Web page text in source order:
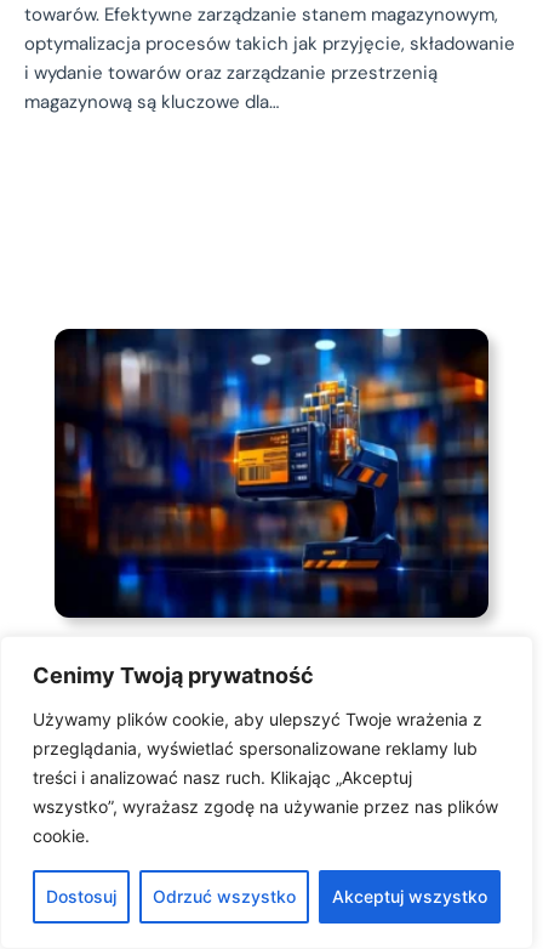
Cenimy Twoją prywatność
Używamy plików cookie, aby ulepszyć Twoje wrażenia z
przeglądania, wyświetlać spersonalizowane reklamy lub
treści i analizować nasz ruch. Klikając „Akceptuj
wszystko”, wyrażasz zgodę na używanie przez nas plików
cookie.
Dostosuj Odrzuć wszystko Akceptuj wszystko
towarów. Efektywne zarządzanie stanem magazynowym,
optymalizacja procesów takich jak przyjęcie, składowanie
i wydanie towarów oraz zarządzanie przestrzenią
magazynową są kluczowe dla…
Systemy klasy WMS
Jakie są najważniejsze funkcje systemów klasy WMS
używanych w polskich magazynach i centrach
logistycznych z punktu widzenia klientów? Systemy klasy
WMS (Warehouse Management System) odgrywają
kluczową rolę w efektywnym zarządzaniu magazynami i